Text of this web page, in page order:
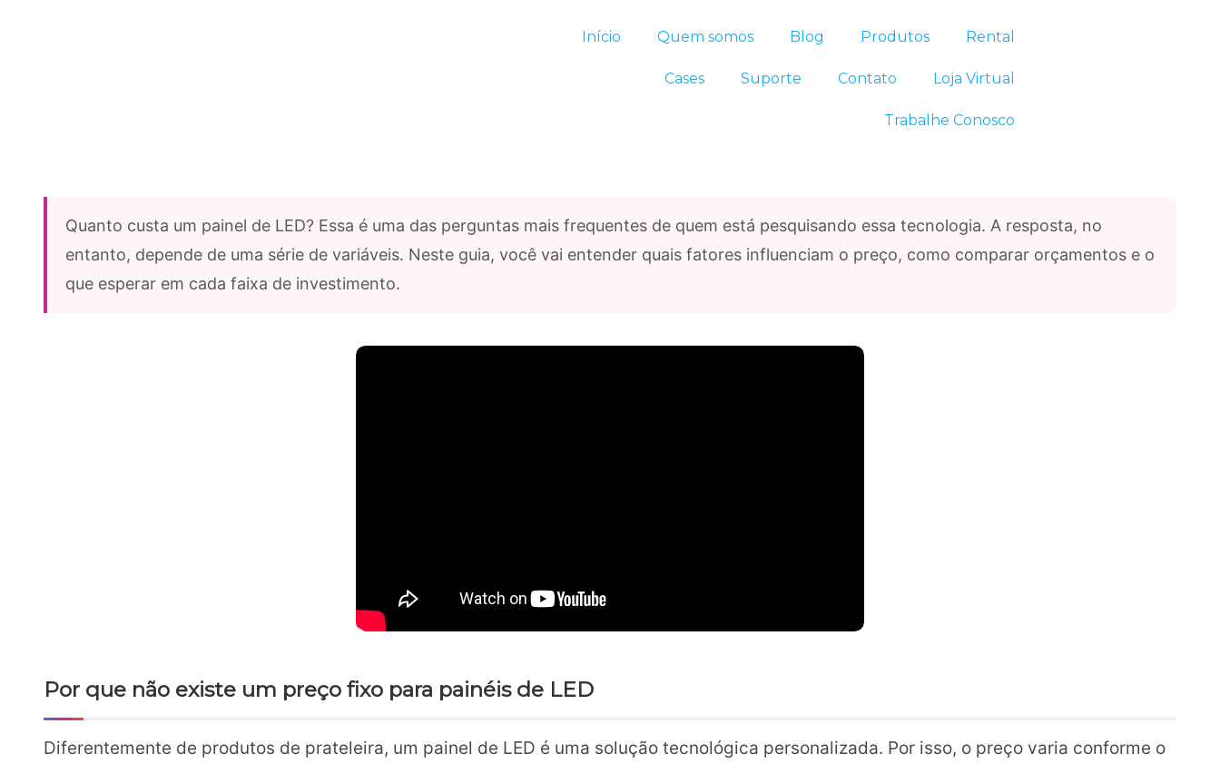
Início Quem somos Blog Produtos Rental
Cases Suporte Contato Loja Virtual
Trabalhe Conosco
Quanto custa um painel de LED? Essa é uma das perguntas mais frequentes de quem está pesquisando essa tecnologia. A resposta, no
entanto, depende de uma série de variáveis. Neste guia, você vai entender quais fatores influenciam o preço, como comparar orçamentos e o
que esperar em cada faixa de investimento.
Por que não existe um preço fixo para painéis de LED
Diferentemente de produtos de prateleira, um painel de LED é uma solução tecnológica personalizada. Por isso, o preço varia conforme o